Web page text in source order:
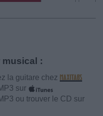
:
la guitare chez
sur
ou trouver le CD sur